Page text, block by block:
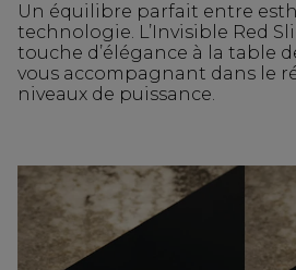
Un équilibre parfait entre
technologie. L’Invisible Red
touche d’élégance à la table
vous accompagnant dans le
niveaux de puissance.